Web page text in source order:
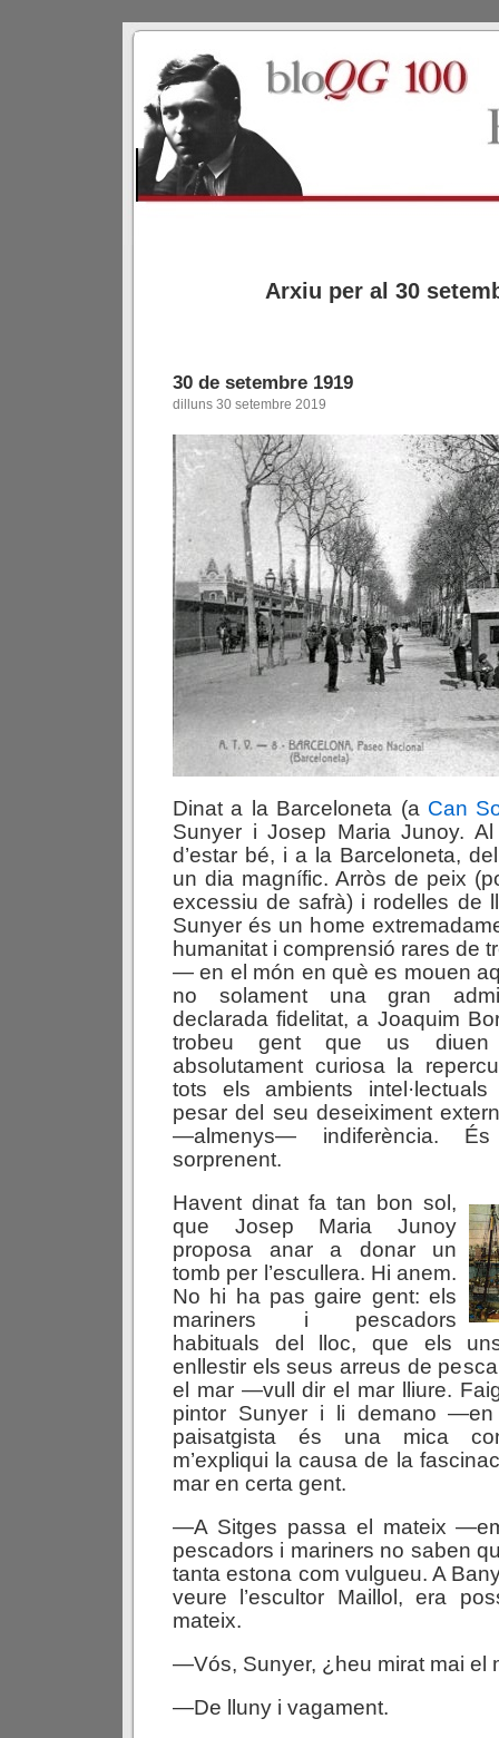
Arxiu per al 30
30 de setembre 1919
dilluns 30 setembre 2019
Dinat a la Barceloneta (a Can
Sunyer i Josep Maria Junoy. Al
d’estar bé, i a la Barceloneta,
un dia magnífic. Arròs de peix
excessiu de safrà) i rodelles de
Sunyer és un home
humanitat i comprensió rares de
— en el món en què es mouen
no solament una gran
declarada fidelitat, a Joaquim
trobeu gent que us
absolutament curiosa la
tots els ambients
pesar del seu deseiximent
—almenys— indiferència.
sorprenent.
Havent dinat fa tan bon sol,
que Josep Maria Junoy
proposa anar a donar un
tomb per l’escullera. Hi anem.
No hi ha pas gaire gent: els
mariners i pescadors
habituals del lloc, que els
enllestir els seus arreus de
el mar —vull dir el mar lliure.
pintor Sunyer i li demano
paisatgista és una mica
m’expliqui la causa de la
mar en certa gent.
—A Sitges passa el mateix
pescadors i mariners no saben
tanta estona com vulgueu. A
veure l’escultor Maillol, era
mateix.
—Vós, Sunyer, ¿heu mirat mai el
—De lluny i vagament.